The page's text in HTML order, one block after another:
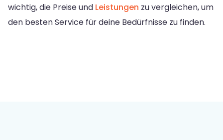
wichtig, die Preise und Leistungen zu vergleichen, um
den besten Service für deine Bedürfnisse zu finden.